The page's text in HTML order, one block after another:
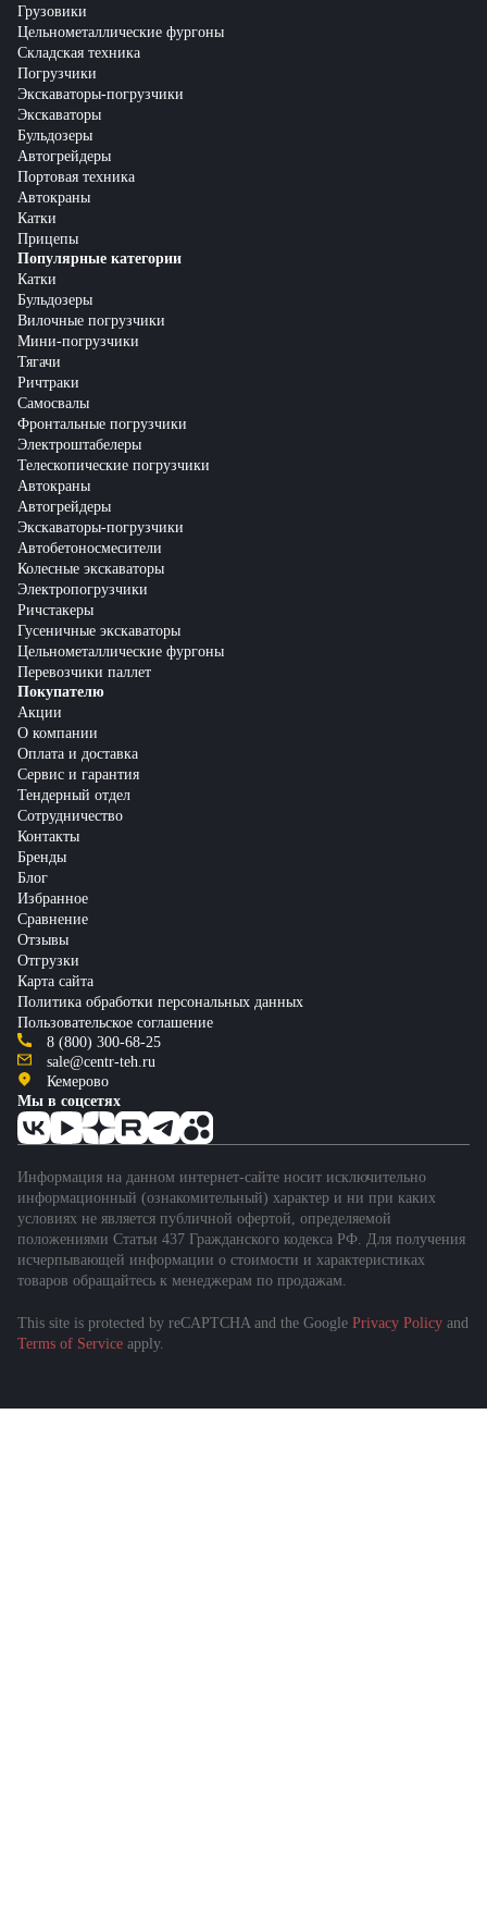
Грузовики
Цельнометаллические фургоны
Складская техника
Погрузчики
Экскаваторы-погрузчики
Экскаваторы
Бульдозеры
Автогрейдеры
Портовая техника
Автокраны
Катки
Прицепы
Популярные категории
Катки
Бульдозеры
Вилочные погрузчики
Мини-погрузчики
Тягачи
Ричтраки
Самосвалы
Фронтальные погрузчики
Электроштабелеры
Телескопические погрузчики
Автокраны
Автогрейдеры
Экскаваторы-погрузчики
Автобетоносмесители
Колесные экскаваторы
Электропогрузчики
Ричстакеры
Гусеничные экскаваторы
Цельнометаллические фургоны
Перевозчики паллет
Покупателю
Акции
О компании
Оплата и доставка
Сервис и гарантия
Тендерный отдел
Сотрудничество
Контакты
Бренды
Блог
Избранное
Сравнение
Отзывы
Отгрузки
Карта сайта
Политика обработки персональных данных
Пользовательское соглашение
8 (800) 300-68-25
sale@centr-teh.ru
Кемерово
Мы в соцсетях
Информация на данном интернет-сайте носит исключительно
информационный (ознакомительный) характер и ни при каких
условиях не является публичной офертой, определяемой
положениями Статьи 437 Гражданского кодекса РФ. Для получения
исчерпывающей информации о стоимости и характеристиках
товаров обращайтесь к менеджерам по продажам.
This site is protected by reCAPTCHA and the Google Privacy Policy and
Terms of Service apply.